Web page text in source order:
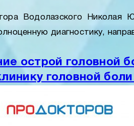
Водолазского Николая
диагностику,
острой головной
головной